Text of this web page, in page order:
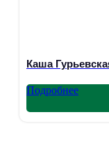
Каша
Подробнее